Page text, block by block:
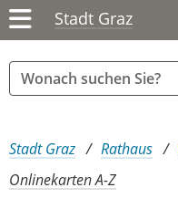
Stadt Graz
Sie sind hier:
Stadt Graz Rathaus
Onlinekarten A-Z